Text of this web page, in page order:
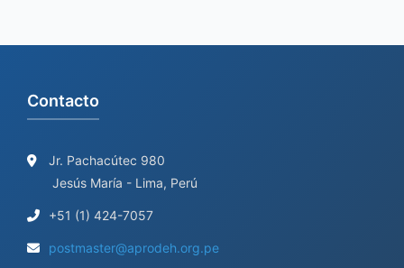
Contacto
Jr. Pachacútec 980
Jesús María - Lima, Perú
+51 (1) 424-7057
postmaster@aprodeh.org.pe